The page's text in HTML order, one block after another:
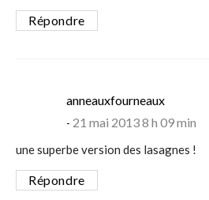
Répondre
anneauxfourneauxsays:
21 mai 2013 8 h 09 min
une superbe version des lasagnes !
Répondre